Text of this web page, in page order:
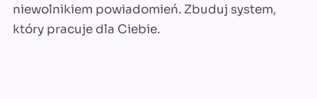
niewolnikiem powiadomień. Zbuduj system,
który pracuje dla Ciebie.